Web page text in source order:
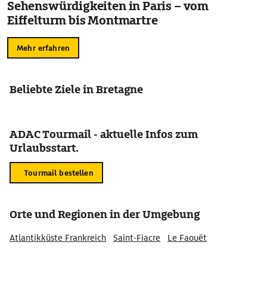
Sehenswürdigkeiten in Paris – vom
Eiffelturm bis Montmartre
Mehr erfahren
Beliebte Ziele in Bretagne
ADAC Tourmail - aktuelle Infos zum
Urlaubsstart.
Tourmail bestellen
Orte und Regionen in der Umgebung
Atlantikküste Frankreich Saint-Fiacre Le Faouët